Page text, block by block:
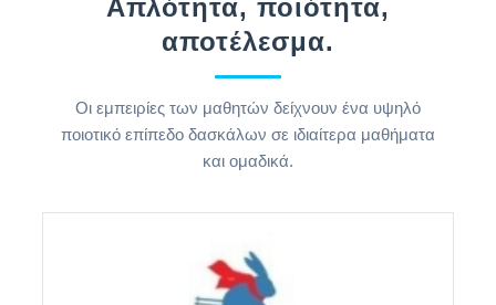
Απλότητα, ποιότητα,
αποτέλεσμα.
Οι εμπειρίες των μαθητών δείχνουν ένα υψηλό
ποιοτικό επίπεδο δασκάλων σε ιδιαίτερα μαθήματα
και ομαδικά.